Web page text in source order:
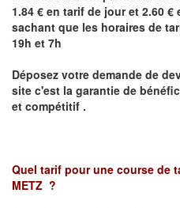
1.84 € en tarif de jour et 2.60
sachant que les horaires de
19h et 7h
Déposez votre demande de
site c'est la garantie de
et compétitif .
Quel tarif pour une course de
METZ ?